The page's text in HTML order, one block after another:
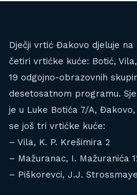
Dječji vrtić Đakovo djeluje
četiri vrtićke kuće: Botić,
19 odgojno-obrazovnih
desetosatnom programu.
je u Luke Botića 7/A,
se još tri vrtićke kuće:
– Vila, K. P. Krešimira 2
– Mažuranac, I. Mažuranića
– Piškorevci, J.J.